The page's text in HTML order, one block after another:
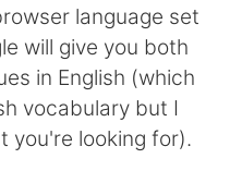
language set
will give you both
in English (which
vocabulary but I
you're looking for).